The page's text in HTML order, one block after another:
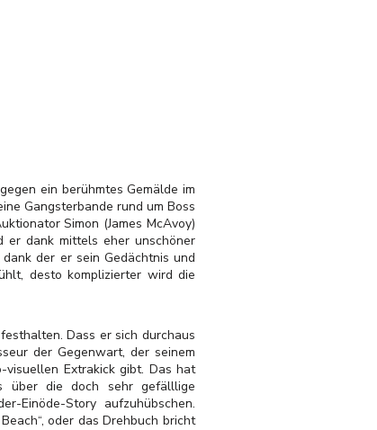
ein berühmtes Gemälde im
Gangsterbande rund um Boss
Simon (James McAvoy)
er dank mittels eher unschöner
der er sein Gedächtnis und
desto komplizierter wird die
Dass er sich durchaus
der Gegenwart, der seinem
visuellen Extrakick gibt. Das hat
über die doch sehr gefälllige
Einöde-Story aufzuhübschen.
oder das Drehbuch bricht